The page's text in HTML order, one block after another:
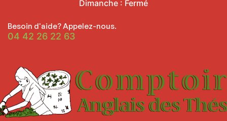
Dimanche : Fermé
Besoin d'aide? Appelez-nous.
04 42 26 22 63